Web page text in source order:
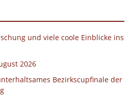
und viele coole Einblicke ins
2026
Bezirkscupfinale der